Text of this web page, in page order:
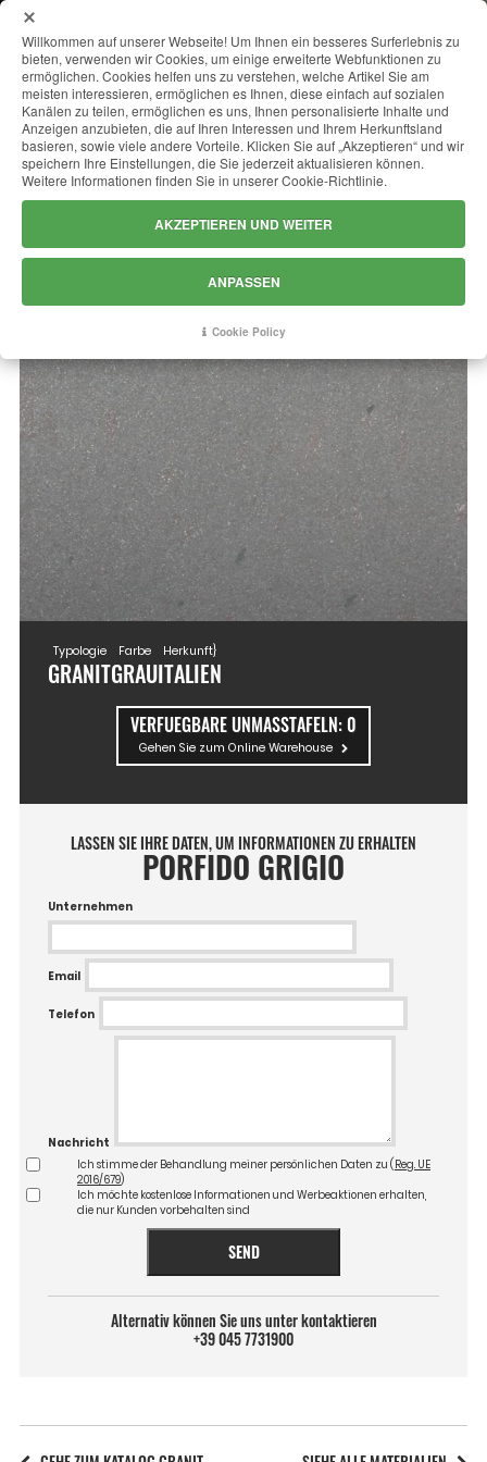
PORFIDO GRIGIO
Typologie
GRANIT
Farbe
GRAU
Herkunft}
ITALIEN
VERFUEGBARE UNMASSTAFELN:0
Gehen Sie zum Online Warehouse
LASSEN SIE IHRE DATEN, UM INFORMATIONEN ZU ERHALTEN
PORFIDO GRIGIO
Unternehmen
Email
Telefon
Nachricht
Ich stimme der Behandlung meiner persönlichen Daten zu ( Reg. UE
2016/679)
Ich möchte kostenlose Informationen und Werbeaktionen erhalten,
die nur Kunden vorbehalten sind
SEND
Alternativ können Sie uns unter kontaktieren
+39 045 7731900
Willkommen auf unserer Webseite! Um Ihnen ein besseres Surferlebnis zu
bieten, verwenden wir Cookies, um einige erweiterte Webfunktionen zu
ermöglichen. Cookies helfen uns zu verstehen, welche Artikel Sie am
meisten interessieren, ermöglichen es Ihnen, diese einfach auf sozialen
Kanälen zu teilen, ermöglichen es uns, Ihnen personalisierte Inhalte und
Anzeigen anzubieten, die auf Ihren Interessen und Ihrem Herkunftsland
basieren, sowie viele andere Vorteile. Klicken Sie auf „Akzeptieren“ und wir
speichern Ihre Einstellungen, die Sie jederzeit aktualisieren können.
Weitere Informationen finden Sie in unserer Cookie-Richtlinie.
AKZEPTIEREN UND WEITER
ANPASSEN
Cookie Policy